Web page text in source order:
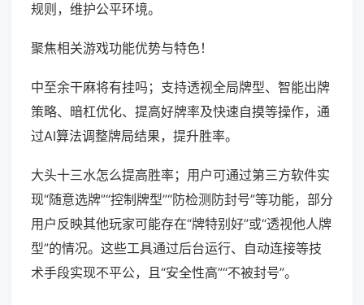
规则，维护公平环境。
聚焦相关游戏功能优势与特色！
中至余干麻将有挂吗；支持透视全局牌型、智能出牌
策略、暗杠优化、提高好牌率及快速自摸等操作，通
过AI算法调整牌局结果，提升胜率。
大头十三水怎么提高胜率；用户可通过第三方软件实
现“随意选牌”“控制牌型”“防检测防封号”等功能，部分
用户反映其他玩家可能存在“牌特别好”或“透视他人牌
型”的情况。这些工具通过后台运行、自动连接等技
术手段实现不平公，且“安全性高”“不被封号”。